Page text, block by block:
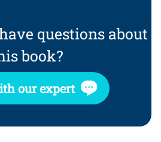
questions about
book?
our expert